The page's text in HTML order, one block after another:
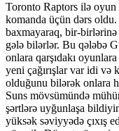
Toronto Raptors ilə oyun
komanda üçün dərs
baxmayaraq, bir-
gələ bilərlər. Bu qələbə
onlara qarşıdakı
yeni çağırışlar var idi
olduğunu bilərək onlara
Suns mövsümündə
şərtlərə uyğunlaşa
yüksək səviyyədə çıxış